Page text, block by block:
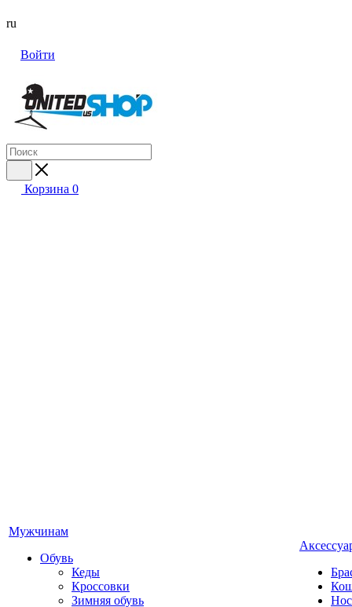
ru
Войти
Корзина 0
Мужчинам
Обувь
Кеды
Кроссовки
Зимняя обувь